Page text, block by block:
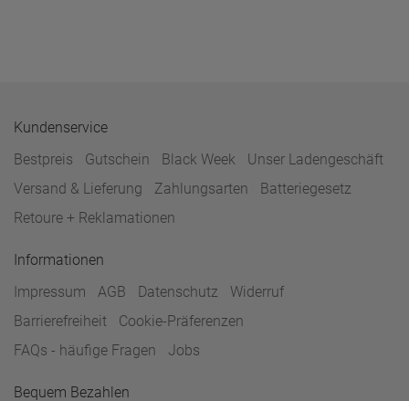
Kundenservice
Bestpreis
Gutschein Black Week
Unser Ladengeschäft
Versand & Lieferung
Zahlungsarten
Batteriegesetz
Retoure + Reklamationen
Informationen
Impressum
AGB Datenschutz
Widerruf
Barrierefreiheit
Cookie-Präferenzen
FAQs - häufige Fragen
Jobs
Bequem Bezahlen